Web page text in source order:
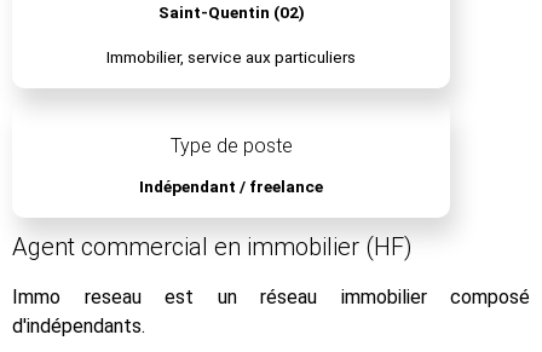
Saint-Quentin (02)
Immobilier, service aux particuliers
Type de poste
Indépendant / freelance
Agent commercial en immobilier (HF)
Immo reseau est un réseau immobilier composé
d'indépendants.